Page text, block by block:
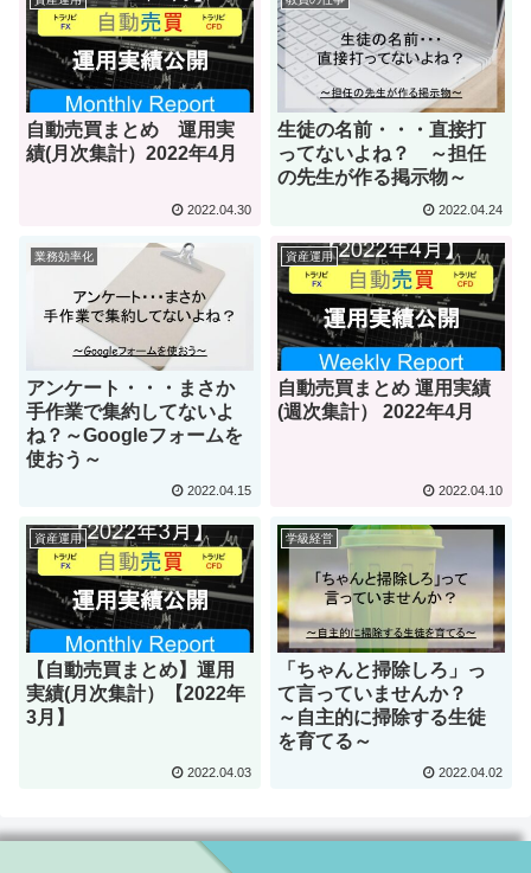
自動売買まとめ 運用実
績(月次集計）2022年4月
2022.04.30
生徒の名前・・・直接打
ってないよね？ ～担任
の先生が作る掲示物～
2022.04.24
業務効率化
アンケート・・・まさか
手作業で集約してないよ
ね？～Googleフォームを
使おう～
2022.04.15
資産運用
自動売買まとめ 運用実績
(週次集計） 2022年4月
2022.04.10
資産運用
【自動売買まとめ】運用
実績(月次集計）【2022年
3月】
2022.04.03
学級経営
「ちゃんと掃除しろ」っ
て言っていませんか？
～自主的に掃除する生徒
を育てる～
2022.04.02